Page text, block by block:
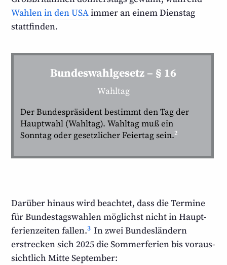
Wahlen in den USAimmer an einem Dienstag
stattfinden.
Bundeswahlgesetz – § 16
Wahltag
Der Bundespräsident bestimmt den Tag der
Hauptwahl (Wahltag). Wahltag muß ein
Sonntag oder gesetzlicher Feiertag sein.2
Darüber hinaus wird beachtet, dass die Termine
für Bundestags­wahlen möglichst nicht in Haupt­
ferien­zeiten fallen.3 In zwei Bundes­ländern
erstrecken sich 2025 die Sommerferien bis voraus­
sichtlich Mitte September: